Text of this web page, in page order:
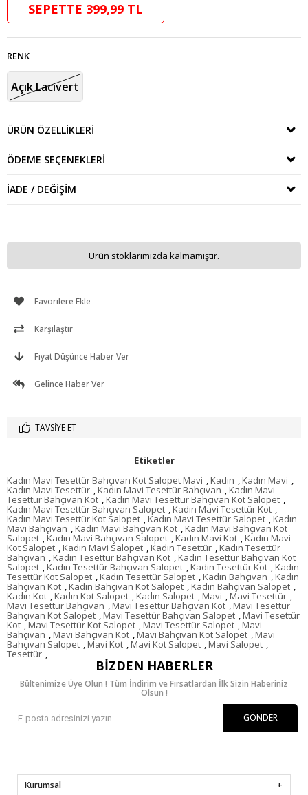
SEPETTE 399,99 TL
RENK
Açık Lacivert
ÜRÜN ÖZELLIKLERI
ÖDEME SEÇENEKLERI
İADE / DEĞIŞIM
Ürün stoklarımızda kalmamıştır.
Favorilere Ekle
Karşılaştır
Fiyat Düşünce Haber Ver
Gelince Haber Ver
TAVSIYE ET
Etiketler
Kadın Mavi Tesettür Bahçıvan Kot Salopet Mavi ,Kadın ,Kadın Mavi ,
Kadın Mavi Tesettür ,Kadın Mavi Tesettür Bahçıvan ,Kadın Mavi
Tesettür Bahçıvan Kot ,Kadın Mavi Tesettür Bahçıvan Kot Salopet ,
Kadın Mavi Tesettür Bahçıvan Salopet ,Kadın Mavi Tesettür Kot ,
Kadın Mavi Tesettür Kot Salopet ,Kadın Mavi Tesettür Salopet ,Kadın
Mavi Bahçıvan ,Kadın Mavi Bahçıvan Kot ,Kadın Mavi Bahçıvan Kot
Salopet ,Kadın Mavi Bahçıvan Salopet ,Kadın Mavi Kot ,Kadın Mavi
Kot Salopet ,Kadın Mavi Salopet ,Kadın Tesettür ,Kadın Tesettür
Bahçıvan ,Kadın Tesettür Bahçıvan Kot ,Kadın Tesettür Bahçıvan Kot
Salopet ,Kadın Tesettür Bahçıvan Salopet ,Kadın Tesettür Kot ,Kadın
Tesettür Kot Salopet ,Kadın Tesettür Salopet ,Kadın Bahçıvan ,Kadın
Bahçıvan Kot ,Kadın Bahçıvan Kot Salopet ,Kadın Bahçıvan Salopet ,
Kadın Kot ,Kadın Kot Salopet ,Kadın Salopet ,Mavi ,Mavi Tesettür ,
Mavi Tesettür Bahçıvan ,Mavi Tesettür Bahçıvan Kot ,Mavi Tesettür
Bahçıvan Kot Salopet ,Mavi Tesettür Bahçıvan Salopet ,Mavi Tesettür
Kot ,Mavi Tesettür Kot Salopet ,Mavi Tesettür Salopet ,Mavi
Bahçıvan ,Mavi Bahçıvan Kot ,Mavi Bahçıvan Kot Salopet ,Mavi
Bahçıvan Salopet ,Mavi Kot ,Mavi Kot Salopet ,Mavi Salopet ,
Tesettür ,
BIZDEN HABERLER
Bültenimize Üye Olun ! Tüm İndirim ve Fırsatlardan İlk Sizin Haberiniz
Olsun !
GÖNDER
Kurumsal